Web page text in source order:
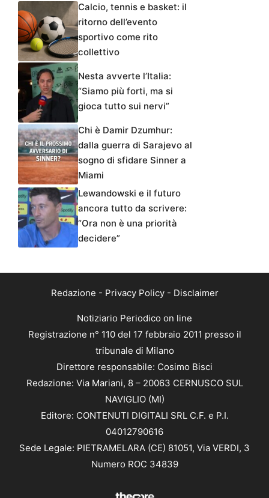
Calcio, tennis e basket: il
ritorno dell’evento
sportivo come rito
collettivo
Nesta avverte l’Italia:
“Siamo più forti, ma si
gioca tutto sui nervi”
Chi è Damir Dzumhur:
dalla guerra di Sarajevo al
sogno di sfidare Sinner a
Miami
Lewandowski e il futuro
ancora tutto da scrivere:
“Ora non è una priorità
decidere”
Redazione - Privacy Policy- Disclaimer
Notiziario Periodico on line
Registrazione n° 110 del 17 febbraio 2011 presso il
tribunale di Milano
Direttore responsabile: Cosimo Bisci
Redazione: Via Mariani, 8 – 20063 CERNUSCO SUL
NAVIGLIO (MI)
Editore: CONTENUTI DIGITALI SRL C.F. e P.I.
04012790616
Sede Legale: PIETRAMELARA (CE) 81051, Via VERDI, 3
Numero ROC 34839